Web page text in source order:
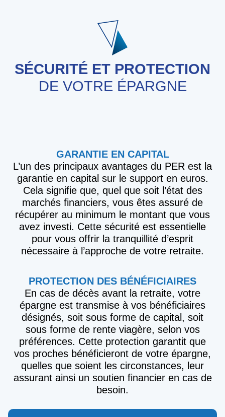
SÉCURITÉ ET PROTECTION
DE VOTRE ÉPARGNE
GARANTIE EN CAPITAL
L’un des principaux avantages du PER est la
garantie en capital sur le support en euros.
Cela signifie que, quel que soit l’état des
marchés financiers, vous êtes assuré de
récupérer au minimum le montant que vous
avez investi. Cette sécurité est essentielle
pour vous offrir la tranquillité d’esprit
nécessaire à l’approche de votre retraite.
PROTECTION DES BÉNÉFICIAIRES
En cas de décès avant la retraite, votre
épargne est transmise à vos bénéficiaires
désignés, soit sous forme de capital, soit
sous forme de rente viagère, selon vos
préférences. Cette protection garantit que
vos proches bénéficieront de votre épargne,
quelles que soient les circonstances, leur
assurant ainsi un soutien financier en cas de
besoin.